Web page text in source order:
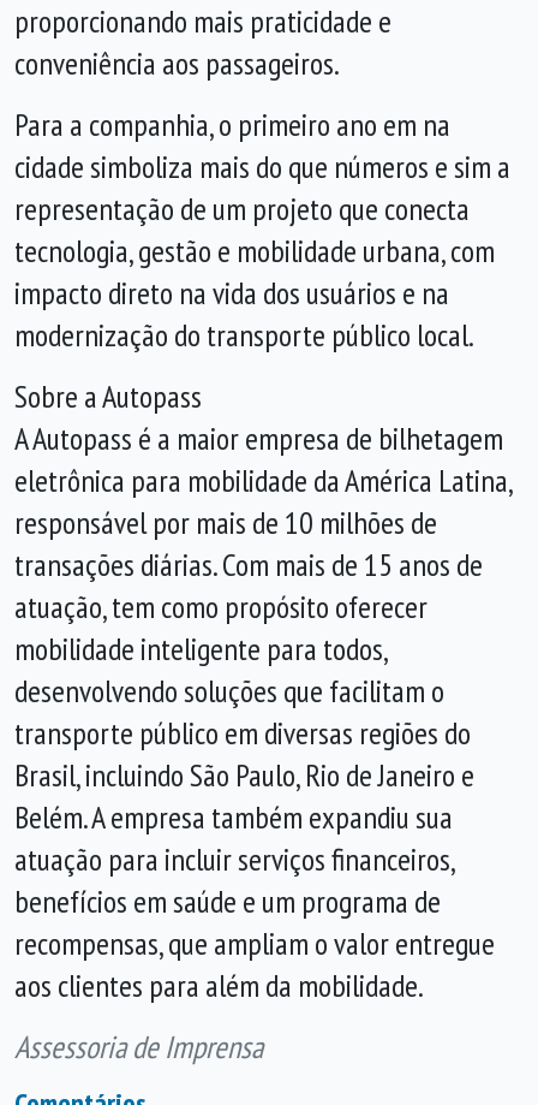
proporcionando mais praticidade e
conveniência aos passageiros.
Para a companhia, o primeiro ano em na
cidade simboliza mais do que números e sim a
representação de um projeto que conecta
tecnologia, gestão e mobilidade urbana, com
impacto direto na vida dos usuários e na
modernização do transporte público local.
Sobre a Autopass
A Autopass é a maior empresa de bilhetagem
eletrônica para mobilidade da América Latina,
responsável por mais de 10 milhões de
transações diárias. Com mais de 15 anos de
atuação, tem como propósito oferecer
mobilidade inteligente para todos,
desenvolvendo soluções que facilitam o
transporte público em diversas regiões do
Brasil, incluindo São Paulo, Rio de Janeiro e
Belém. A empresa também expandiu sua
atuação para incluir serviços financeiros,
benefícios em saúde e um programa de
recompensas, que ampliam o valor entregue
aos clientes para além da mobilidade.
Assessoria de Imprensa